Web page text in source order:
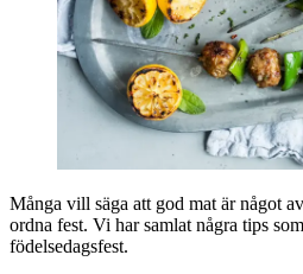
Många vill säga att god mat är något
ordna fest. Vi har samlat några tips
födelsedagsfest.